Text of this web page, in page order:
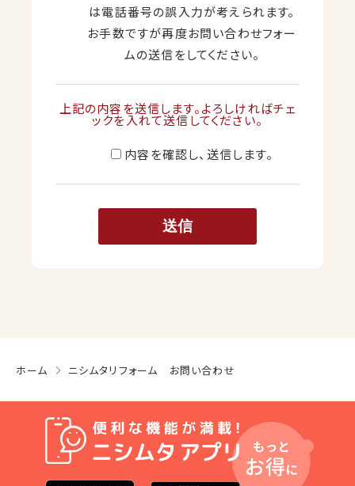
は電話番号の誤入力が考えられます。
お手数ですが再度お問い合わせフォー
ムの送信をしてください。
上記の内容を送信します。よろしければチェ
ックを入れて送信してください。
内容を確認し、送信します。
ホーム ニシムタリフォーム お問い合わせ